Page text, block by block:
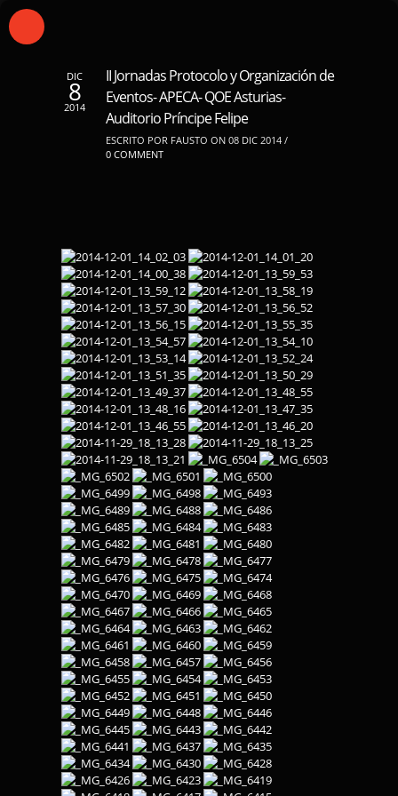
DIC
8
2014
II Jornadas Protocolo y Organización de
Eventos- APECA- QOE Asturias-
Auditorio Príncipe Felipe
ESCRITO POR FAUSTO ON 08 DIC 2014 /
0 COMMENT